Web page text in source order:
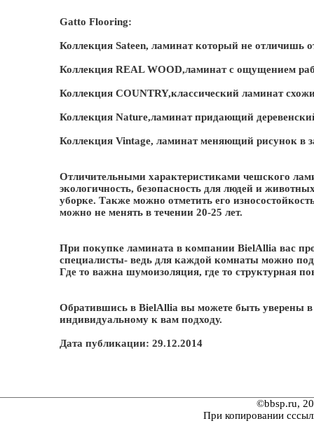
Gatto Flooring:
Коллекция Sateen, ламинат который не отличишь
Коллекция REAL WOOD,ламинат с ощущением
Коллекция COUNTRY,классический ламинат
Коллекция Nature,ламинат придающий
Коллекция Vintage, ламинат меняющий рисунок в
Отличительными характеристиками чешского
экологичность, безопасность для людей и
уборке. Также можно отметить его
можно не менять в течении 20-25 лет.
При покупке ламината в компании BielAllia вас
специалисты- ведь для каждой комнаты можно
Где то важна шумоизоляция, где то структурная
Обратившись в BielAllia вы можете быть уверены в
индивидуальному к вам подходу.
Дата публикации: 29.12.2014
©bbsp.ru,
При копировании